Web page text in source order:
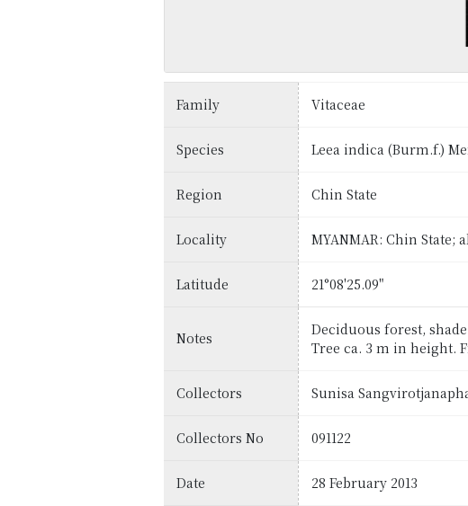
Family Vitaceae
Species Leea indica (Burm.f.)
Region Chin State
Locality MYANMAR: Chin State;
Latitude 21°08'25.09"
Notes
Deciduous forest,
Tree ca. 3 m in height.
Collectors Sunisa
Collectors No 091122
Date 28 February 2013